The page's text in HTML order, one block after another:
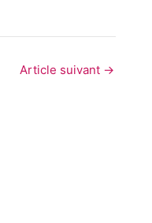
Article suivant →